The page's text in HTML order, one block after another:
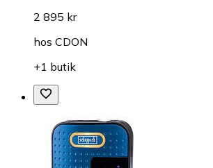
2 895 kr
hos CDON
+1 butik